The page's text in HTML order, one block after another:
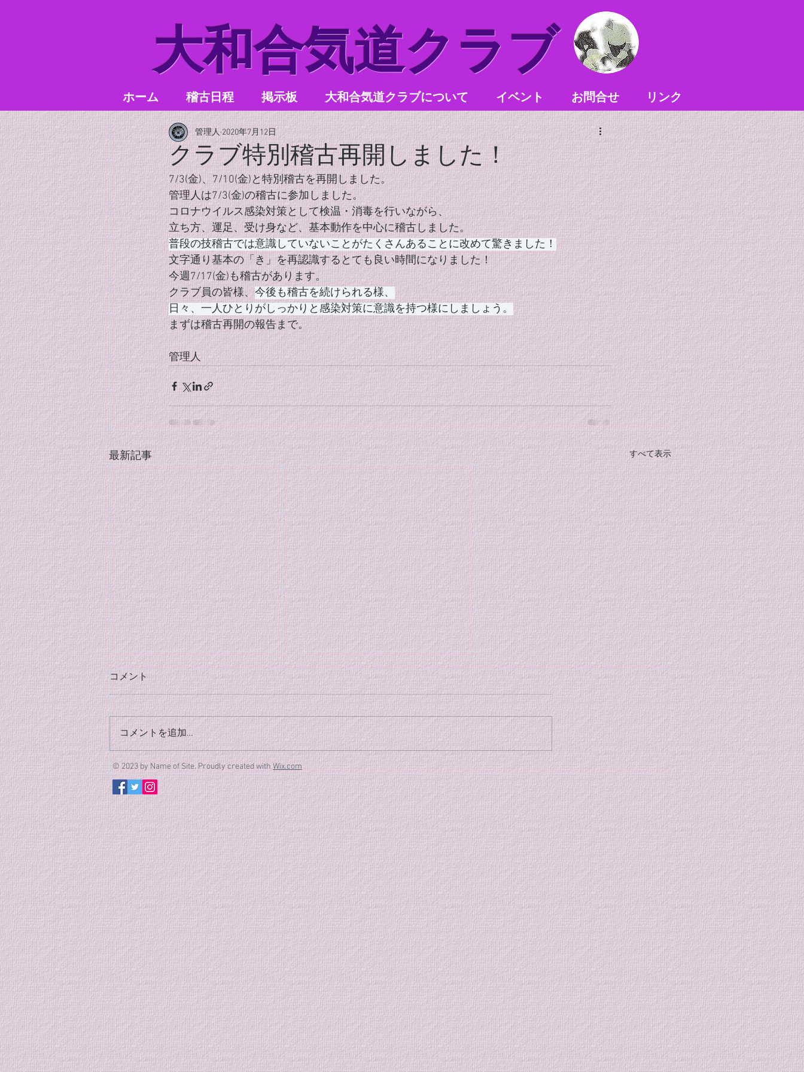
​大和合気道クラブ
ホーム 稽古日程 掲示板 大和合気道クラブについて イベント お問合せ リンク
クラブ特別稽古再開しました！
管理人 2020年7月12日
7/3(金)、7/10(金)と特別稽古を再開しました。
管理人は7/3(金)の稽古に参加しました。
コロナウイルス感染対策として検温・消毒を行いながら、
立ち方、運足、受け身など、基本動作を中心に稽古しました。
普段の技稽古では意識していないことがたくさんあることに改めて驚きました！
文字通り基本の「き」を再認識するとても良い時間になりました！
今週7/17(金)も稽古があります。
クラブ員の皆様、今後も稽古を続けられる様、
日々、一人ひとりがしっかりと感染対策に意識を持つ様にしましょう。
まずは稽古再開の報告まで。
管理人
最新記事 すべて表示
８月のクラブ稽古のご案内
(8/26追加)
８月のクラブ稽古の日程が決まり
ましたのでご案内します。 クラ
ブ稽古 [3日間] 8/4(火)、
8/18(火)、8/26(水) 時間は全日19
時〜20時半となります。 皆様の
体調第一に、夏の稽古に励みまし
ょう！ また、この夏から合気道
をはじめてみたい新規・体験の方
も随時募集しています。 今月も
それぞれのペースで、充実した汗
を流していきましょう！ 皆様の
参加お待ちしております！
７月の特別稽古のご案内
８月７日から始まる大和市主催の
合気道教室迄の間に特別稽古を行
います。 特別稽古 [2日間] 7/17
(金)、7/31 (金) 稽古時間: 19時～
20時半 稽古参加費: 会員1,500
円、非会員2,000円 普段とは少し
違う雰囲気の中で、一緒に合気道
の稽古をしませんか？ 皆様のご
参加お待ちしております。
コメント
コメントを追加…
© 2023 by Name of Site. Proudly created withWix.com